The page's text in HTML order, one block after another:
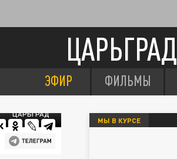
ЦАРЬГРАД
ЭФИР ФИЛЬМЫ
ЦАРЬГРАД
МЫ В КУРСЕ